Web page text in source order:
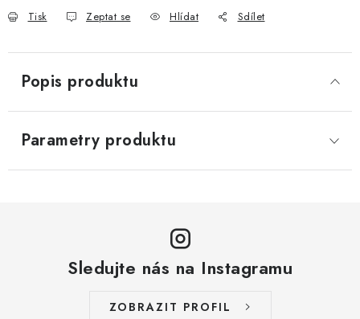
Tisk Zeptat se Hlídat Sdílet
Popis produktu
Parametry produktu
Sledujte nás na Instagramu
ZOBRAZIT PROFIL